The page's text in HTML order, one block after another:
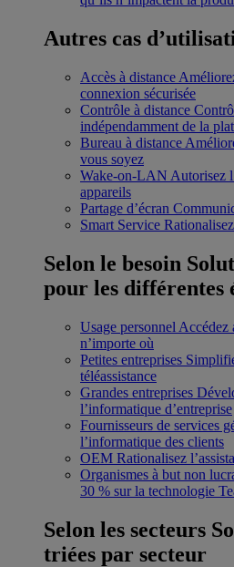
Autres cas
Accès à distance
connexion sécurisée
Contrôle à distance
indépendamment de la
Bureau à distance
vous soyez
Wake-on-LAN Autorisez
appareils
Partage d’écran
Smart Service
Selon le besoin
pour les différentes
Usage personnel Accédez
n’importe où
Petites entreprises
téléassistance
Grandes entreprises
l’informatique d’entreprise
Fournisseurs de services
l’informatique des clients
OEM Rationalisez
Organismes à but non
30 % sur la technologie
Selon les secteurs
triées par secteur